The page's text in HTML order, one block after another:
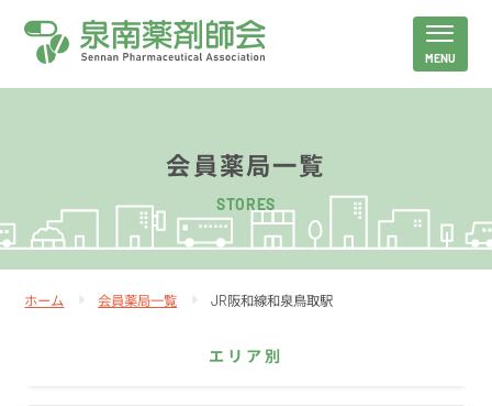
会員薬局一覧
ホーム 会員薬局一覧 JR阪和線和泉鳥取駅
エリア別